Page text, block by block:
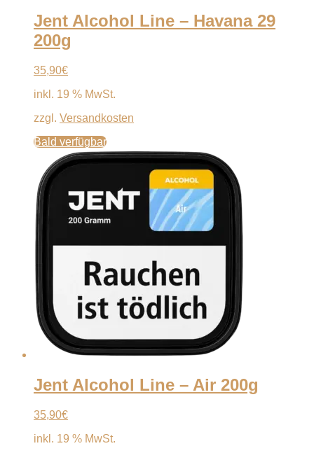
Jent Alcohol Line – Havana 29
200g
35,90€
inkl. 19 % MwSt.
zzgl. Versandkosten
Bald verfügbar
Jent Alcohol Line – Air 200g
35,90€
inkl. 19 % MwSt.